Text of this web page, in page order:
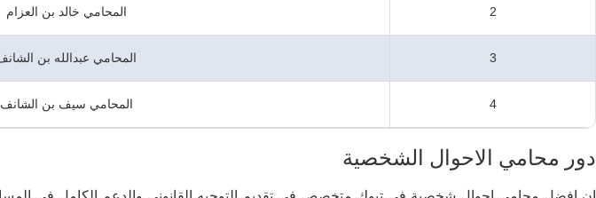
2 المحامي خالد بن العزام
3 المحامي عبدالله بن
4 المحامي سيف بن الشانف
دور محامي الاحوال الشخصية